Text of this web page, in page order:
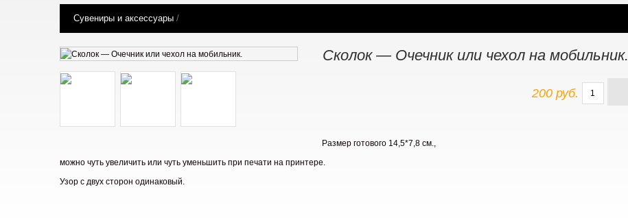
Сувениры и аксессуары /
Сколок — Очечник или чехол на мобильник.
200 руб.
Размер готового 14,5*7,8 см.,
можно чуть увеличить или чуть уменьшить при печати на принтере.
Узор с двух сторон одинаковый.